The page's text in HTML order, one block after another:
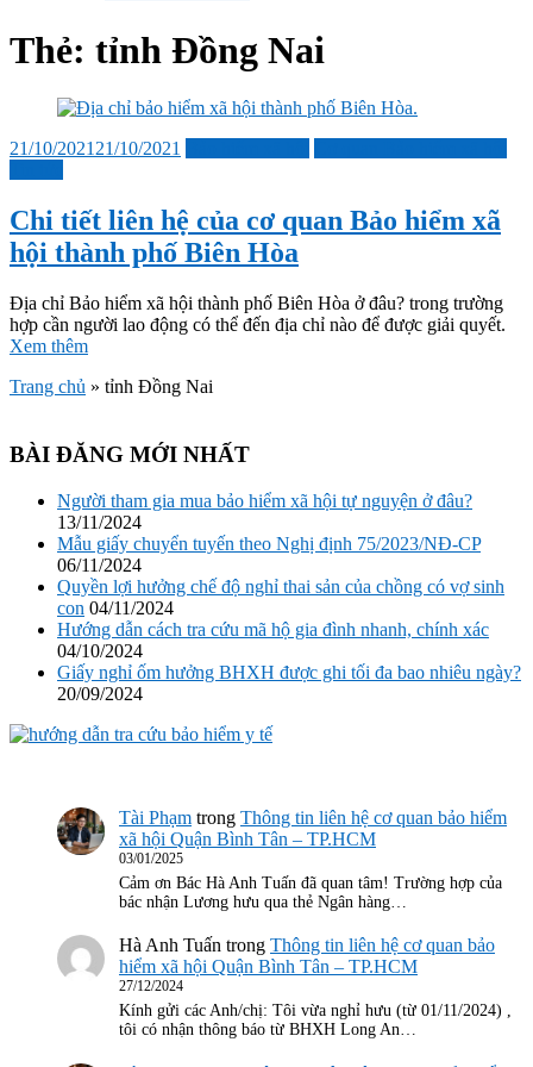
Thẻ: tỉnh Đồng Nai
Đăng
21/10/2021 21/10/2021
Chi tiết liên hệ của cơ quan Bảo hiểm xã
hội thành phố Biên Hòa
Địa chỉ Bảo hiểm xã hội thành phố Biên Hòa ở đâu? trong trường
hợp cần người lao động có thể đến địa chỉ nào để được giải quyết.
Xem thêm
Trang chủ » tỉnh Đồng Nai
BÀI ĐĂNG MỚI NHẤT
Người tham gia mua bảo hiểm xã hội tự nguyện ở đâu?
13/11/2024
Mẫu giấy chuyển tuyến theo Nghị định 75/2023/NĐ-CP
06/11/2024
Quyền lợi hưởng chế độ nghỉ thai sản của chồng có vợ sinh
con 04/11/2024
Hướng dẫn cách tra cứu mã hộ gia đình nhanh, chính xác
04/10/2024
Giấy nghỉ ốm hưởng BHXH được ghi tối đa bao nhiêu ngày?
20/09/2024
Tài Phạm trong Thông tin liên hệ cơ quan bảo hiểm
xã hội Quận Bình Tân – TP.HCM
03/01/2025
Cảm ơn Bác Hà Anh Tuấn đã quan tâm! Trường hợp của
bác nhận Lương hưu qua thẻ Ngân hàng…
Hà Anh Tuấn trong Thông tin liên hệ cơ quan bảo
hiểm xã hội Quận Bình Tân – TP.HCM
27/12/2024
Kính gửi các Anh/chị: Tôi vừa nghỉ hưu (từ 01/11/2024) ,
tôi có nhận thông báo từ BHXH Long An…